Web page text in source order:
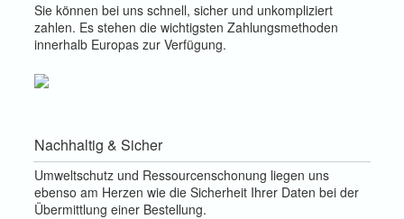
Sie können bei uns schnell, sicher und unkompliziert
zahlen. Es stehen die wichtigsten Zahlungsmethoden
innerhalb Europas zur Verfügung.
Nachhaltig & Sicher
Umweltschutz und Ressourcenschonung liegen uns
ebenso am Herzen wie die Sicherheit Ihrer Daten bei der
Übermittlung einer Bestellung.